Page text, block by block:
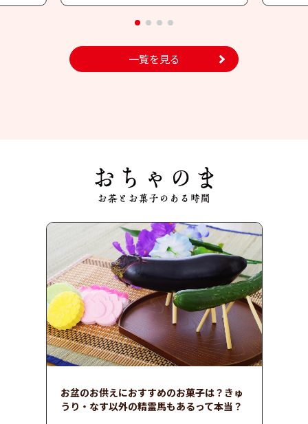
1 2 3 4
一覧を見る
お盆のお供えにおすすめのお菓子は？きゅ
うり・なす以外の精霊馬もあるって本当？